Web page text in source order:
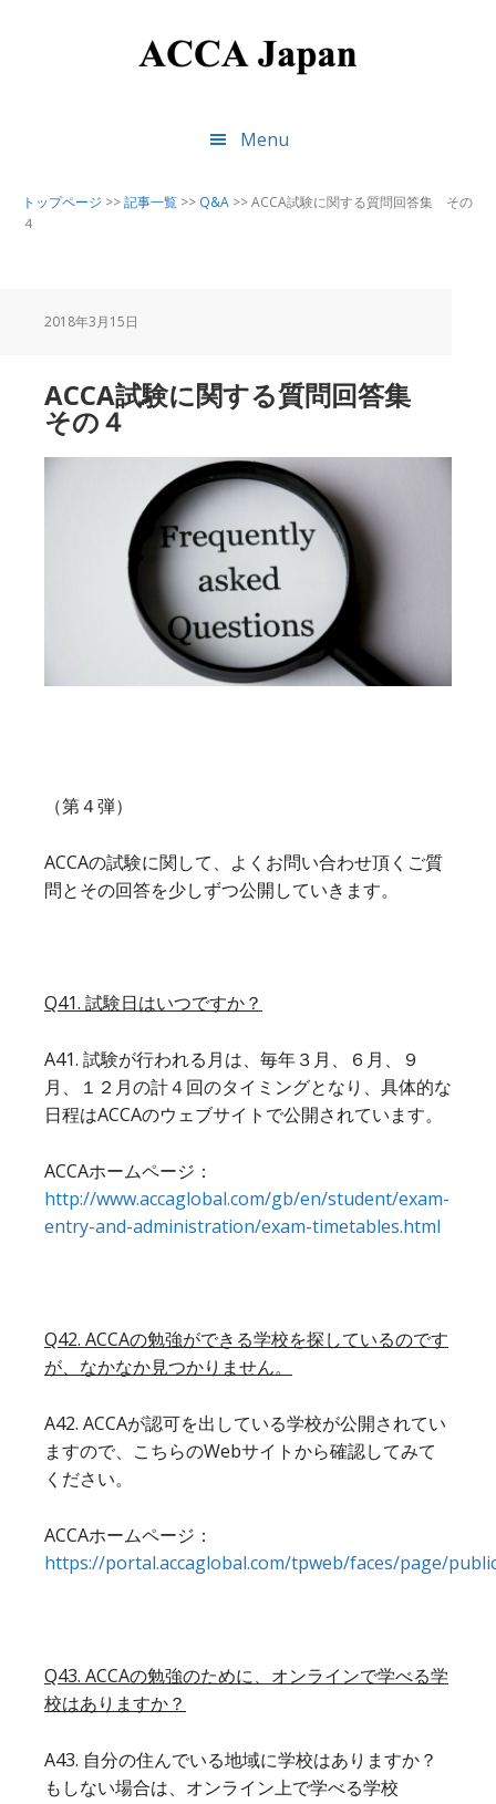
Menu
トップページ >>記事一覧 >> Q&A >>ACCA試験に関する質問回答集 その
４
2018年3月15日
ACCA試験に関する質問回答集
その４
（第４弾）
ACCAの試験に関して、よくお問い合わせ頂くご質
問とその回答を少しずつ公開していきます。
Q41. 試験日はいつですか？
A41. 試験が行われる月は、毎年３月、６月、９
月、１２月の計４回のタイミングとなり、具体的な
日程はACCAのウェブサイトで公開されています。
ACCAホームページ：
http://www.accaglobal.com/gb/en/student/exam-
entry-and-administration/exam-timetables.html
Q42. ACCAの勉強ができる学校を探しているのです
が、なかなか見つかりません。
A42. ACCAが認可を出している学校が公開されてい
ますので、こちらのWebサイトから確認してみて
ください。
ACCAホームページ：
https://portal.accaglobal.com/tpweb/faces/page/
Q43. ACCAの勉強のために、オンラインで学べる学
校はありますか？
A43. 自分の住んでいる地域に学校はありますか？
もしない場合は、オンライン上で学べる学校